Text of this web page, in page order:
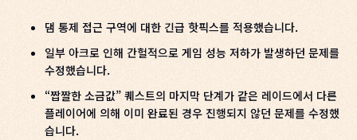
댐 통제 접근 구역에 대한 긴급 핫픽스를 적용했습니다.
일부 아크로 인해 간헐적으로 게임 성능 저하가 발생하던 문제를
수정했습니다.
“짭짤한 소금값” 퀘스트의 마지막 단계가 같은 레이드에서 다른
플레이어에 의해 이미 완료된 경우 진행되지 않던 문제를 수정했
습니다.